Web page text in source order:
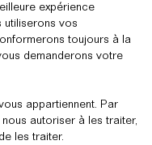
expérience
utiliserons vos
toujours à la
demanderons votre
appartiennent. Par
autoriser à les traiter,
les traiter.